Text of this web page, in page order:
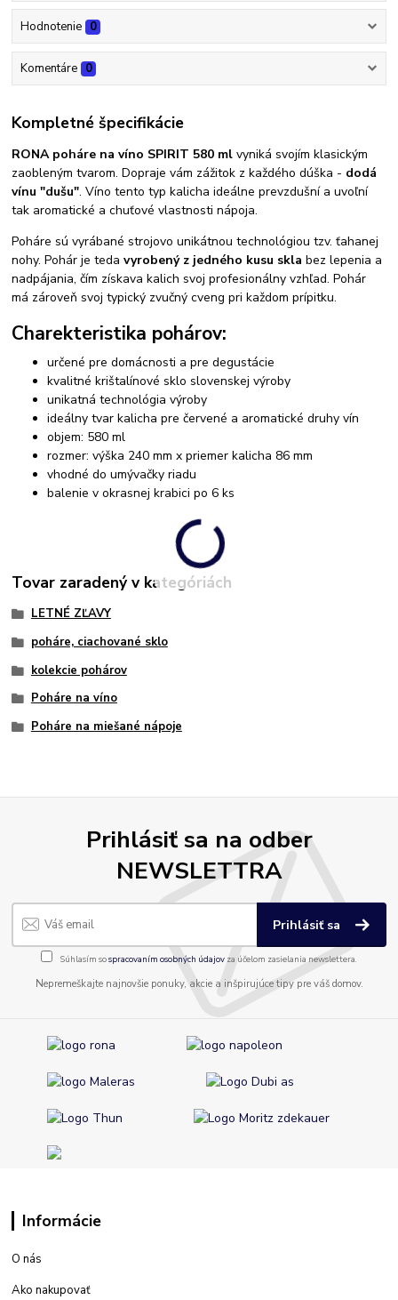
Hodnotenie 0
Komentáre 0
Kompletné špecifikácie
RONA poháre na víno SPIRIT 580 mlvyniká svojím klasickým
zaobleným tvarom. Dopraje vám zážitok z každého dúška - dodá
vínu "dušu". Víno tento typ kalicha ideálne prevzdušní a uvoľní
tak aromatické a chuťové vlastnosti nápoja.
Poháre sú vyrábané strojovo unikátnou technológiou tzv. ťahanej
nohy. Pohár je tedavyrobený z jedného kusu skla bez lepenia a
nadpájania, čím získava kalich svoj profesionálny vzhľad. Pohár
má zároveň svoj typický zvučný cveng pri každom prípitku.
Charekteristika pohárov:
určené pre domácnosti a pre degustácie
kvalitné krištalínové sklo slovenskej výroby
unikatná technológia výroby
ideálny tvar kalicha pre červené a aromatické druhy vín
objem: 580 ml
rozmer: výška 240 mm x priemer kalicha 86 mm
vhodné do umývačky riadu
balenie v okrasnej krabici po 6 ks
Tovar zaradený v kategóriách
LETNÉ ZĽAVY
poháre, ciachované sklo
kolekcie pohárov
Poháre na víno
Poháre na miešané nápoje
Prihlásiť sa na odber
NEWSLETTRA
Prihlásiť sa
Súhlasím sospracovaním osobných údajov za účelom zasielania newslettera.
Nepremeškajte najnovšie ponuky, akcie a inšpirujúce tipy pre váš domov.
Informácie
O nás
Ako nakupovať